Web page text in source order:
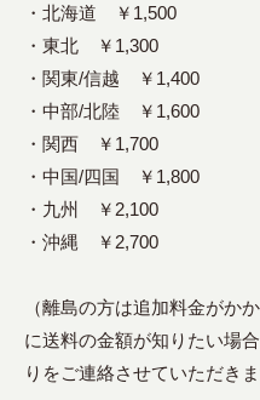
・北海道 ￥1,500
・東北 ￥1,300
・関東/信越 ￥1,400
・中部/北陸 ￥1,600
・関西 ￥1,700
・中国/四国 ￥1,800
・九州 ￥2,100
・沖縄 ￥2,700
（離島の方は追加料金がか
に送料の金額が知りたい場
りをご連絡させていただきま